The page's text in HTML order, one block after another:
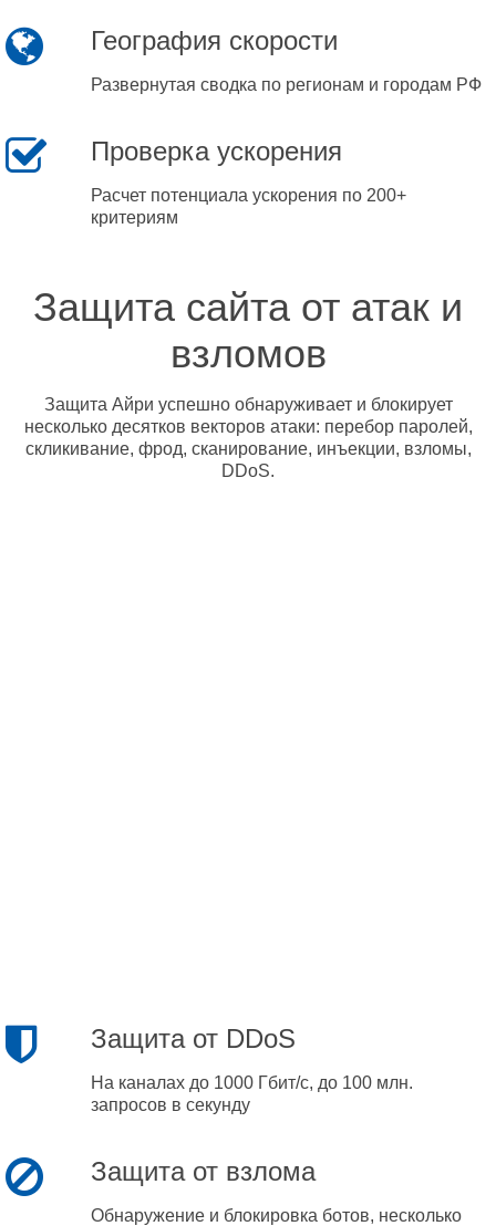
География скорости
Развернутая сводка по регионам и городам РФ
Проверка ускорения
Расчет потенциала ускорения по 200+
критериям
Защита сайта от атак и
взломов
Защита Айри успешно обнаруживает и блокирует
несколько десятков векторов атаки: перебор паролей,
скликивание, фрод, сканирование, инъекции, взломы,
DDoS.
Защита от DDoS
На каналах до 1000 Гбит/с, до 100 млн.
запросов в секунду
Защита от взлома
Обнаружение и блокировка ботов, несколько